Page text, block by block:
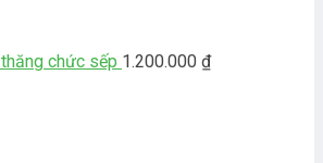
thăng chức sếp 1.200.000 ₫